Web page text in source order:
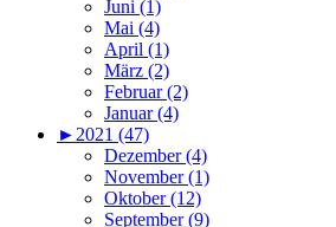
Juni (1)
Mai (4)
April (1)
März (2)
Februar (2)
Januar (4)
►2021 (47)
Dezember (4)
November (1)
Oktober (12)
September (9)